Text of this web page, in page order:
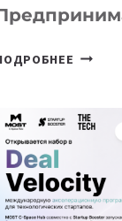
ОТ
АЛМАТЫ:
YOUTH
CAMP